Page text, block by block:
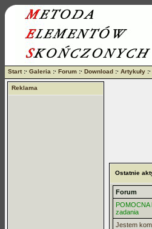
Start:· Galeria :· Forum :· Download :· Artykuły :·
Reklama
Ostatnie
Forum
zadania
Jestem